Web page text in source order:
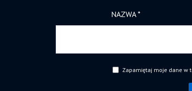
NAZWA*
Zapamiętaj moje dane w